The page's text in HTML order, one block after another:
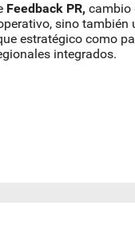
Feedback PR, cambio
sino también
estratégico como
integrados.